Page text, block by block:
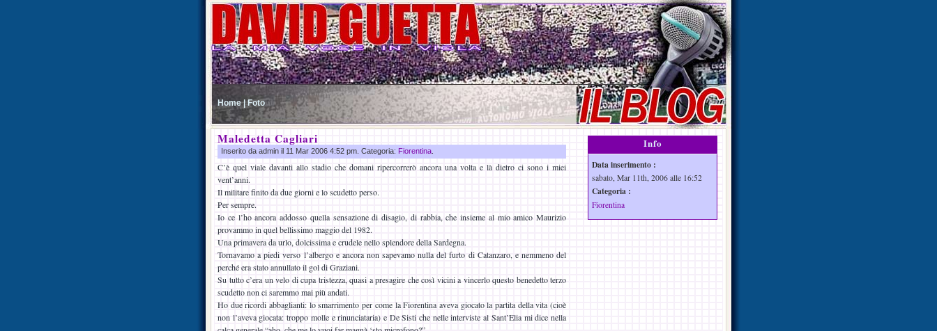
Home | Foto
Maledetta Cagliari
Inserito da admin il 11 Mar 2006 4:52 pm. Categoria: Fiorentina
C’è quel viale davanti allo stadio che domani ripercorrerò ancora una volta e là dietro ci sono i miei
vent’anni.
Il militare finito da due giorni e lo scudetto perso.
Per sempre.
Io ce l’ho ancora addosso quella sensazione di disagio, di rabbia, che insieme al mio amico Maurizio
provammo in quel bellissimo maggio del 1982.
Una primavera da urlo, dolcissima e crudele nello splendore della Sardegna.
Tornavamo a piedi verso l’albergo e ancora non sapevamo nulla del furto di Catanzaro, e nemmeno del
perché era stato annullato il gol di Graziani.
Su tutto c’era un velo di cupa tristezza, quasi a presagire che così vicini a vincerlo questo benedetto terzo
scudetto non ci saremmo mai più andati.
Ho due ricordi abbaglianti: lo smarrimento per come la Fiorentina aveva giocato la partita della vita (cioè
non l’aveva giocata: troppo molle e rinunciataria) e De Sisti che nelle interviste al Sant’Elia mi dice nella
Info
Data inserimento :
sabato, Mar 11th, 2006 alle 16:52
Categoria :
Fiorentina